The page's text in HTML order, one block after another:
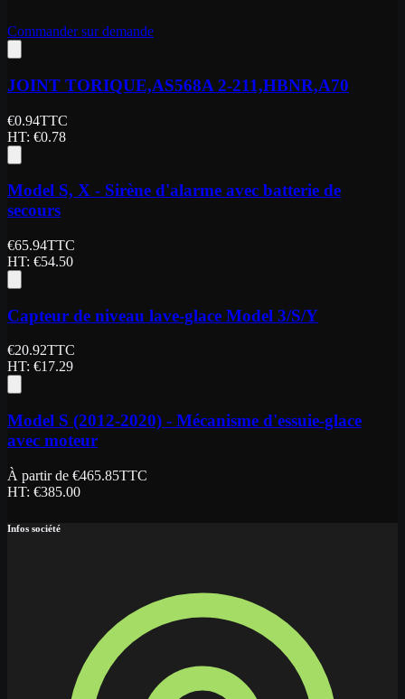
Commander sur demande
JOINT TORIQUE,AS568A 2-211,HBNR,A70
€0.94TTC
HT: €0.78
Model S, X - Sirène d'alarme avec batterie de
secours
€65.94TTC
HT: €54.50
Capteur de niveau lave-glace Model 3/S/Y
€20.92TTC
HT: €17.29
Model S (2012-2020) - Mécanisme d'essuie-glace
avec moteur
À partir de €465.85TTC
HT: €385.00
Infos société